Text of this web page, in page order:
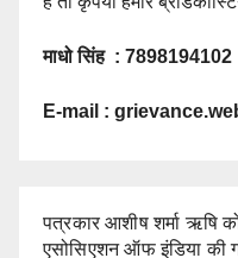
माधो सिंह : 7898194102
E-mail :
पत्रकार आशीष शर्मा ऋषि
एसोसिएशन ऑफ इंडिया की